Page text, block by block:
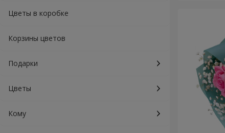
Цветы в коробке
Корзины цветов
Подарки
Цветы
Кому